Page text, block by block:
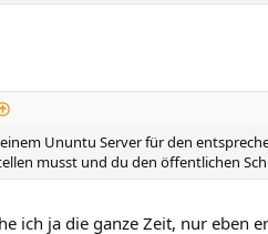
Ununtu Server für den
musst und du den öffentlichen
ich ja die ganze Zeit, nur eben